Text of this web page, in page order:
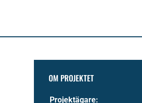
OM PROJEKTET
Projektägare: